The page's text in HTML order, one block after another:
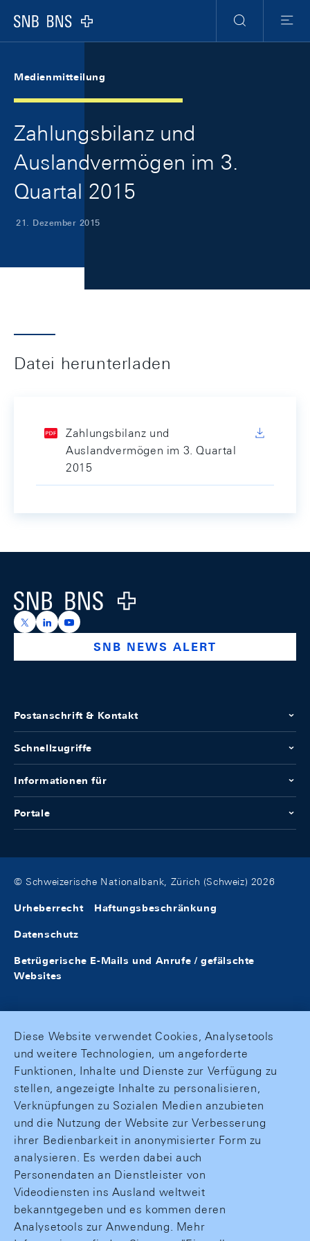
Logo
Suche
Menu
Medienmitteilung
Zahlungsbilanz und
Auslandvermögen im 3.
Quartal 2015
21. Dezember 2015
Datei herunterladen
Zahlungsbilanz und
Auslandvermögen im 3. Quartal
2015
Logo
https://x.com/snb_bns
https://ch.linkedin.com/company/swiss-national-
https://www.youtube.com/@swissnationalbank
SNB NEWS ALERT
Postanschrift & Kontakt
Schnellzugriffe
Informationen für
Portale
© Schweizerische Nationalbank, Zürich (Schweiz) 2026
Urheberrecht Haftungsbeschränkung
Datenschutz
Betrügerische E-Mails und Anrufe / gefälschte
Websites
Diese Website verwendet Cookies, Analysetools
und weitere Technologien, um angeforderte
Funktionen, Inhalte und Dienste zur Verfügung zu
stellen, angezeigte Inhalte zu personalisieren,
Verknüpfungen zu Sozialen Medien anzubieten
und die Nutzung der Website zur Verbesserung
ihrer Bedienbarkeit in anonymisierter Form zu
analysieren. Es werden dabei auch
Personendaten an Dienstleister von
Videodiensten ins Ausland weltweit
bekanntgegeben und es kommen deren
Analysetools zur Anwendung. Mehr